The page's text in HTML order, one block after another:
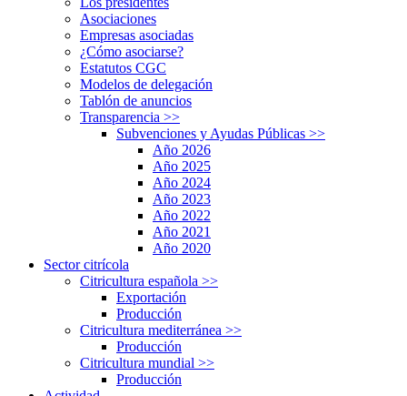
Asociaciones
Empresas asociadas
¿Cómo asociarse?
Estatutos CGC
Modelos de delegación
Tablón de anuncios
Transparencia >>
Subvenciones y Ayudas Públicas >>
Año 2026
Año 2025
Año 2024
Año 2023
Año 2022
Año 2021
Año 2020
Sector citrícola
Citricultura española >>
Exportación
Producción
Citricultura mediterránea >>
Producción
Citricultura mundial >>
Producción